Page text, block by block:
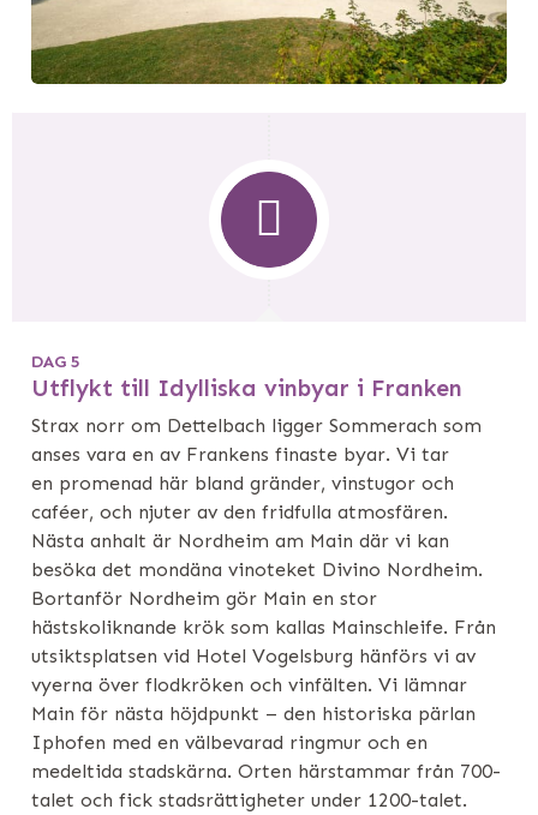
DAG 5
Utflykt till Idylliska vinbyar i Franken
Strax norr om Dettelbach ligger Sommerach som
anses vara en av Frankens finaste byar. Vi tar
en promenad här bland gränder, vinstugor och
caféer, och njuter av den fridfulla atmosfären.
Nästa anhalt är Nordheim am Main där vi kan
besöka det mondäna vinoteket Divino Nordheim.
Bortanför Nordheim gör Main en stor
hästskoliknande krök som kallas Mainschleife. Från
utsiktsplatsen vid Hotel Vogelsburg hänförs vi av
vyerna över flodkröken och vinfälten. Vi lämnar
Main för nästa höjdpunkt – den historiska pärlan
Iphofen med en välbevarad ringmur och en
medeltida stadskärna. Orten härstammar från 700-
talet och fick stadsrättigheter under 1200-talet.